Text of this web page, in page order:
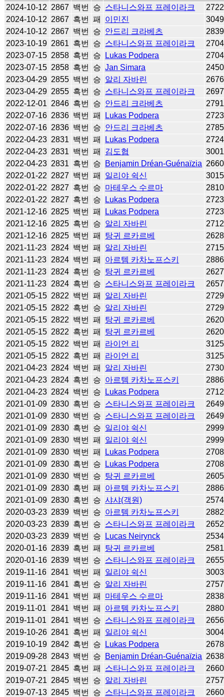
2024-10-12 2867 백번 승 스타니스와프 프레이라크
2722
2024-10-12 2867 흑번 패 이민진
3049
2024-10-12 2867 백번 승 안드리 크라베츠
2839
2023-10-19 2861 흑번 승 스타니스와프 프레이라크
2704
2023-07-15 2858 흑번 승 Lukas Podpera
2704
2023-07-15 2858 흑번 승 Jan Simara
2450
2023-04-29 2855 백번 승 알리 자바린
2676
2023-04-29 2855 흑번 승 스타니스와프 프레이라크
2697
2022-12-01 2846 흑번 승 안드리 크라베츠
2791
2022-07-16 2836 백번 패 Lukas Podpera
2723
2022-07-16 2836 백번 승 안드리 크라베츠
2785
2022-04-23 2831 백번 패 Lukas Podpera
2724
2022-04-23 2831 백번 패 김도협
3001
2022-04-23 2831 흑번 승 Benjamin Dréan-Guénaïzia 2660
2022-01-22 2827 백번 패 일리야 쉭신
3015
2022-01-22 2827 흑번 승 마테우스 수르마
2810
2022-01-22 2827 흑번 승 Lukas Podpera
2723
2021-12-16 2825 백번 패 Lukas Podpera
2723
2021-12-16 2825 흑번 승 알리 자바린
2712
2021-12-16 2825 백번 패 탕귀 르카르베
2628
2021-11-23 2824 백번 패 알리 자바린
2715
2021-11-23 2824 백번 패 아르템 카차노프스키
2886
2021-11-23 2824 흑번 승 탕귀 르카르베
2627
2021-11-23 2824 흑번 승 스타니스와프 프레이라크
2657
2021-05-15 2822 백번 패 알리 자바린
2729
2021-05-15 2822 흑번 승 알리 자바린
2729
2021-05-15 2822 백번 패 탕귀 르카르베
2620
2021-05-15 2822 흑번 패 탕귀 르카르베
2620
2021-05-15 2822 백번 패 라이언 리
3125
2021-05-15 2822 흑번 패 라이언 리
3125
2021-04-23 2824 백번 패 알리 자바린
2730
2021-04-23 2824 흑번 승 아르템 카차노프스키
2886
2021-04-23 2824 백번 승 Lukas Podpera
2712
2021-01-09 2830 흑번 승 스타니스와프 프레이라크
2649
2021-01-09 2830 백번 승 스타니스와프 프레이라크
2649
2021-01-09 2830 흑번 승 일리야 쉭신
2999
2021-01-09 2830 백번 패 일리야 쉭신
2999
2021-01-09 2830 백번 패 Lukas Podpera
2708
2021-01-09 2830 흑번 승 Lukas Podpera
2708
2021-01-09 2830 백번 승 탕귀 르카르베
2605
2021-01-09 2830 흑번 패 아르템 카차노프스키
2886
2021-01-09 2830 흑번 승 샤샤(객원)
2574
2020-03-23 2839 백번 승 아르템 카차노프스키
2882
2020-03-23 2839 흑번 승 스타니스와프 프레이라크
2652
2020-03-23 2839 백번 승 Lucas Neirynck
2534
2020-01-16 2839 흑번 패 탕귀 르카르베
2581
2020-01-16 2839 백번 승 스타니스와프 프레이라크
2655
2019-11-16 2841 백번 패 일리야 쉭신
3003
2019-11-16 2841 흑번 승 알리 자바린
2757
2019-11-16 2841 백번 패 마테우스 수르마
2838
2019-11-01
2841 백번 패 아르템 카차노프스키
2880
2019-11-01
2841 백번 승 스타니스와프 프레이라크
2656
2019-10-26 2841 흑번 패 일리야 쉭신
3004
2019-10-19 2842 흑번 승 Lukas Podpera
2678
2019-09-28 2843 백번 승 Benjamin Dréan-Guénaïzia 2638
2019-07-21 2845 흑번 패 스타니스와프 프레이라크
2660
2019-07-21 2845 백번 승 알리 자바린
2757
2019-07-13 2845 백번 승 스타니스와프 프레이라크
2660